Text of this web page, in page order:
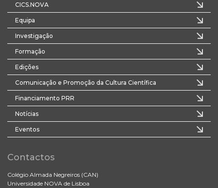
CICS.NOVA
Equipa
Investigação
Formação
Edições
Comunicação e Promoção da Cultura Científica
Financiamento PRR
Notícias
Eventos
Contactos
Colégio Almada Negreiros (CAN)
Universidade NOVA de Lisboa